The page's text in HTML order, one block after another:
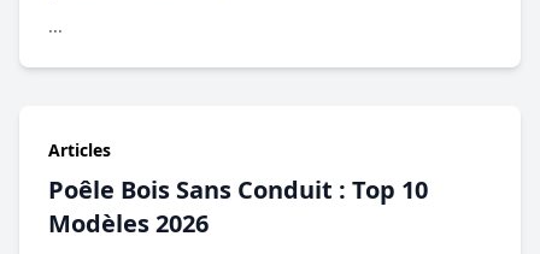
...
Articles
Poêle Bois Sans Conduit : Top 10
Modèles 2026